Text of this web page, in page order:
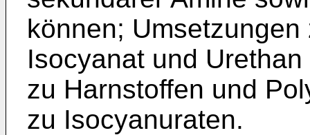
können;
Isocyanat und
zu Harnstoffen und
zu Isocyanuraten.